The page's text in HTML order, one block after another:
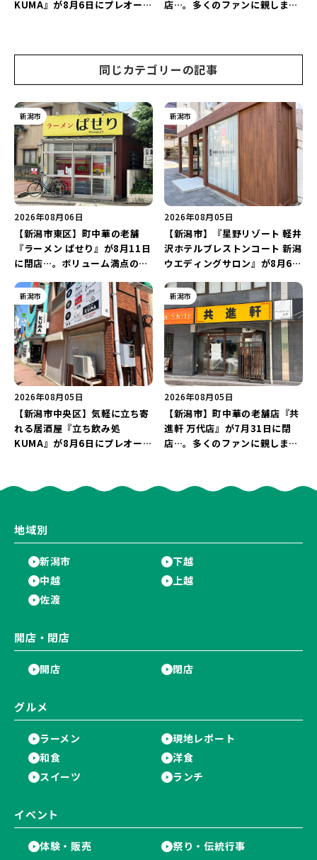
KUMA』が8月6日にプレオープ
店…。多くのファンに親しまれ
同じカテゴリーの記事
新潟市
2026年08月06日
【新潟市東区】町中華の老舗
『ラーメン ぱせり』が8月11日
に閉店…。ボリューム満点の名
新潟市
2026年08月05日
【新潟市】『星野リゾート 軽井
沢ホテルブレストンコート 新潟
ウエディングサロン』が8月6日
グを万代で相談しよう♪
新潟市
2026年08月05日
【新潟市中央区】気軽に立ち寄
れる居酒屋『立ち飲み処
KUMA』が8月6日にプレオープ
♪
新潟市
2026年08月05日
【新潟市】町中華の老舗店『共
進軒 万代店』が7月31日に閉
店…。多くのファンに親しまれ
地域別
新潟市
下越
中越
上越
佐渡
開店・閉店
開店 閉店
グルメ
ラーメン
現地レポート
和食
洋食
スイーツ
ランチ
イベント
体験・販売
祭り・伝統行事